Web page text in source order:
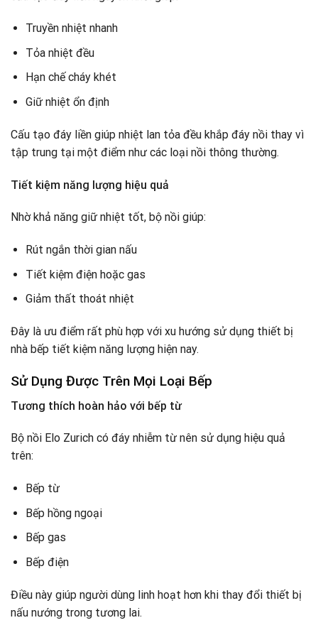
Truyền nhiệt nhanh
Tỏa nhiệt đều
Hạn chế cháy khét
Giữ nhiệt ổn định
Cấu tạo đáy liền giúp nhiệt lan tỏa đều khắp đáy nồi thay vì
tập trung tại một điểm như các loại nồi thông thường.
Tiết kiệm năng lượng hiệu quả
Nhờ khả năng giữ nhiệt tốt, bộ nồi giúp:
Rút ngắn thời gian nấu
Tiết kiệm điện hoặc gas
Giảm thất thoát nhiệt
Đây là ưu điểm rất phù hợp với xu hướng sử dụng thiết bị
nhà bếp tiết kiệm năng lượng hiện nay.
Sử Dụng Được Trên Mọi Loại Bếp
Tương thích hoàn hảo với bếp từ
Bộ nồi Elo Zurich có đáy nhiễm từ nên sử dụng hiệu quả
trên:
Bếp từ
Bếp hồng ngoại
Bếp gas
Bếp điện
Điều này giúp người dùng linh hoạt hơn khi thay đổi thiết bị
nấu nướng trong tương lai.